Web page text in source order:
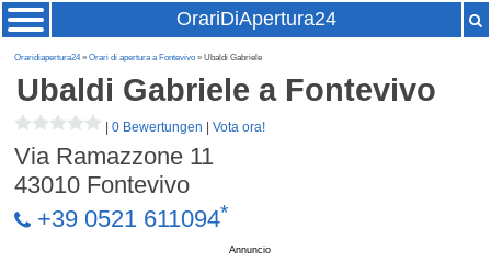
OrariDiApertura24
Oraridiapertura24»Orari di apertura a Fontevivo » Ubaldi Gabriele
Ubaldi Gabriele a Fontevivo
|0 Bewertungen |Vota ora!
Via Ramazzone 11
43010 Fontevivo
+39 0521 611094*
Annuncio